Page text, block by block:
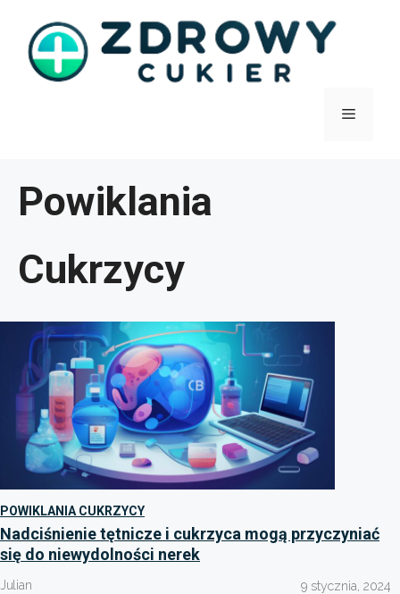
treści
Menu
Powiklania
Cukrzycy
POWIKLANIA CUKRZYCY
Nadciśnienie tętnicze i cukrzyca mogą przyczyniać
się do niewydolności nerek
Julian 9 stycznia, 2024